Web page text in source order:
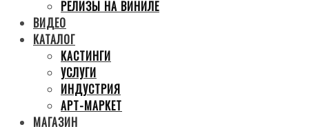
РЕЛИЗЫ НА ВИНИЛЕ
ВИДЕО
КАТАЛОГ
КАСТИНГИ
УСЛУГИ
ИНДУСТРИЯ
АРТ-МАРКЕТ
МАГАЗИН